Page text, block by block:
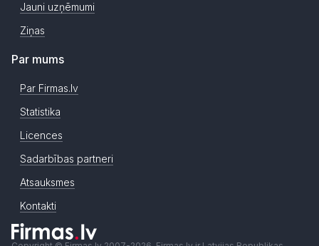
Jauni uzņēmumi
Ziņas
Par mums
Par Firmas.lv
Statistika
Licences
Sadarbības partneri
Atsauksmes
Kontakti